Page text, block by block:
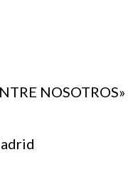
NOSOTROS»